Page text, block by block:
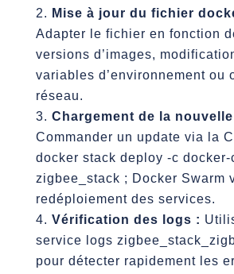
Mise à jour du fichier
Adapter le fichier en fonction
versions d’images,
variables d’environnement ou
réseau.
Chargement de la
Commander un update via la
docker stack deploy -c docker-
zigbee_stack ; Docker Swarm
redéploiement des services.
Vérification des logs :
service logs
pour détecter rapidement les